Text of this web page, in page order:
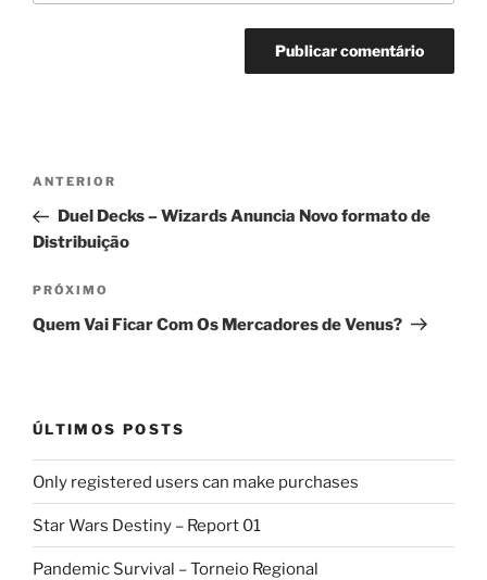
Navegação
Post
Post
anterior
ANTERIOR
Duel Decks – Wizards Anuncia Novo formato de
Distribuição
Próximo
post
PRÓXIMO
Quem Vai Ficar Com Os Mercadores de Venus?
ÚLTIMOS POSTS
Only registered users can make purchases
Star Wars Destiny – Report 01
Pandemic Survival – Torneio Regional